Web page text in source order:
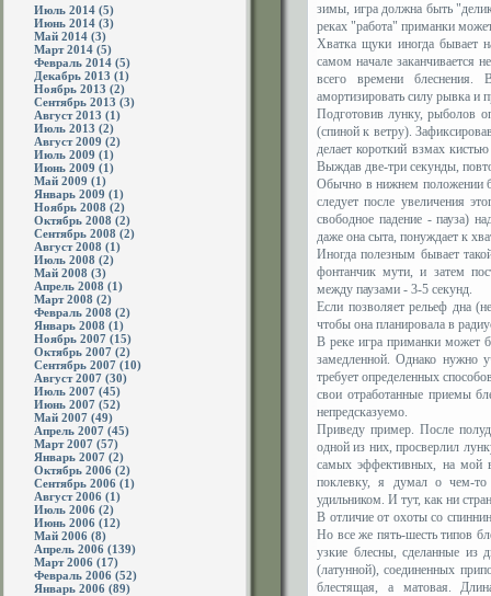
Июль 2014 (5)
Июнь 2014 (3)
Май 2014 (3)
Март 2014 (5)
Февраль 2014 (5)
Декабрь 2013 (1)
Ноябрь 2013 (2)
Сентябрь 2013 (3)
Август 2013 (1)
Июль 2013 (2)
Август 2009 (2)
Июль 2009 (1)
Июнь 2009 (1)
Май 2009 (1)
Январь 2009 (1)
Ноябрь 2008 (2)
Октябрь 2008 (2)
Сентябрь 2008 (2)
Август 2008 (1)
Июль 2008 (2)
Май 2008 (3)
Апрель 2008 (1)
Март 2008 (2)
Февраль 2008 (2)
Январь 2008 (1)
Ноябрь 2007 (15)
Октябрь 2007 (2)
Сентябрь 2007 (10)
Август 2007 (30)
Июль 2007 (45)
Июнь 2007 (52)
Май 2007 (49)
Апрель 2007 (45)
Март 2007 (57)
Январь 2007 (2)
Октябрь 2006 (2)
Сентябрь 2006 (1)
Август 2006 (1)
Июль 2006 (2)
Июнь 2006 (12)
Май 2006 (8)
Апрель 2006 (139)
Март 2006 (17)
Февраль 2006 (52)
Январь 2006 (89)
зимы, игра должна быть
реках "работа" приманки
Хватка щуки иногда бывает
самом начале заканчивается
всего времени
амортизировать силу рывка и
Подготовив лунку, рыболов
(спиной к ветру).
делает короткий взмах
Выждав две-три секунды,
Обычно в нижнем положении
следует после увеличения
свободное падение - пауза)
даже она сыта, понуждает к
Иногда полезным бывает
фонтанчик мути, и затем
между паузами - 3-5 секунд.
Если позволяет рельеф дна
чтобы она планировала в
В реке игра приманки может
замедленной. Однако нужно
требует определенных
свои отработанные приемы
непредсказуемо.
Приведу пример. После
одной из них, просверлил
самых эффективных, на мой
поклевку, я думал о чем-то
удильником. И тут, как ни
В отличие от охоты со
Но все же пять-шесть типов
узкие блесны, сделанные из
(латунной), соединенных
блестящая, а матовая.